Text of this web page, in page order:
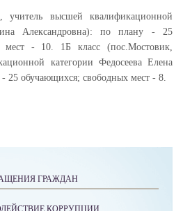
учитель высшей квалификационной
Александровна): по плану - 25
мест - 10. 1Б класс (пос.Мостовик,
категории Федосеева Елена
25 обучающихся; свободных мест - 8.
ГРАЖДАН
КОРРУПЦИИ